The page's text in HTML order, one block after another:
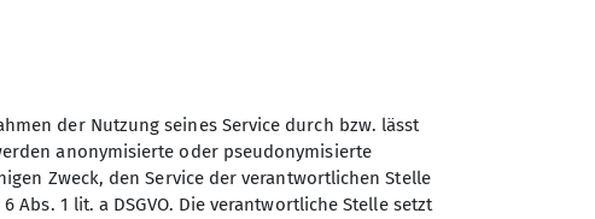
Ausweis beantragt/erhalten,
der Nutzung seines Service durch bzw. lässt
anonymisierte oder pseudonymisierte
Zweck, den Service der verantwortlichen Stelle
1 lit. a DSGVO. Die verantwortliche Stelle setzt